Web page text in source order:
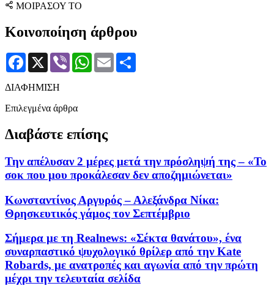
ΜΟΙΡΑΣΟΥ ΤΟ
Κοινοποίηση άρθρου
Facebook
X Viber WhatsApp
Email
ΔΙΑΦΗΜΙΣΗ
Επιλεγμένα άρθρα
Διαβάστε επίσης
Την απέλυσαν 2 μέρες μετά την πρόσληψή της – «Το
σοκ που μου προκάλεσαν δεν αποζημιώνεται»
Κωνσταντίνος Αργυρός – Αλεξάνδρα Νίκα:
Θρησκευτικός γάμος τον Σεπτέμβριο
Σήμερα με τη Realnews: «Σέκτα θανάτου», ένα
συναρπαστικό ψυχολογικό θρίλερ από την Kate
Robards, με ανατροπές και αγωνία από την πρώτη
μέχρι την τελευταία σελίδα